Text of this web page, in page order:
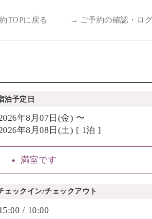
TOPに戻る → ご予約の確認・ロ
泊予定日
年8月07日(金) 〜
年8月08日(土) [ 1泊 ]
満室です
ェックイン/チェックアウト
/ 10:00